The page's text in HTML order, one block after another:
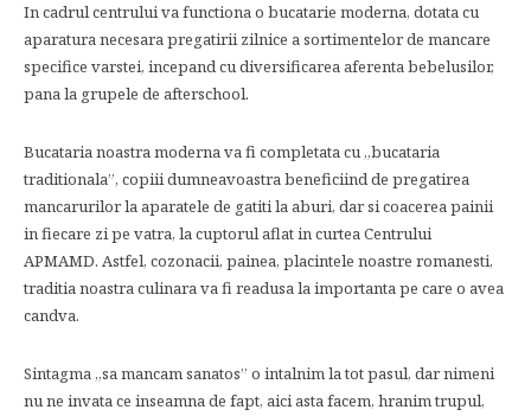
In cadrul centrului va functiona o bucatarie moderna, dotata cu
aparatura necesara pregatirii zilnice a sortimentelor de mancare
specifice varstei, incepand cu diversificarea aferenta bebelusilor,
pana la grupele de afterschool.
Bucataria noastra moderna va fi completata cu „bucataria
traditionala”, copiii dumneavoastra beneficiind de pregatirea
mancarurilor la aparatele de gatiti la aburi, dar si coacerea painii
in fiecare zi pe vatra, la cuptorul aflat in curtea Centrului
APMAMD. Astfel, cozonacii, painea, placintele noastre romanesti,
traditia noastra culinara va fi readusa la importanta pe care o avea
candva.
Sintagma „sa mancam sanatos” o intalnim la tot pasul, dar nimeni
nu ne invata ce inseamna de fapt, aici asta facem, hranim trupul,